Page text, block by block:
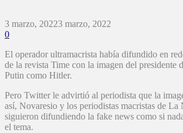
3 marzo, 20223 marzo, 2022
0
El operador ultramacrista había difundido en
de la revista Time con la imagen del presidente
Putin como Hitler.
Pero Twitter le advirtió al periodista que la
así, Novaresio y los periodistas macristas de La
siguieron difundiendo la fake news como si
el tema.